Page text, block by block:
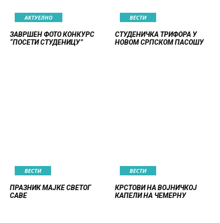
АКТУЕЛНО
ЗАВРШЕН ФОТО КОНКУРС
“ПОСЕТИ СТУДЕНИЦУ”
ВЕСТИ
СТУДЕНИЧКА ТРИФОРА У
НОВОМ СРПСКОМ ПАСОШУ
ВЕСТИ
ПРАЗНИК МАЈКЕ СВЕТОГ
САВЕ
ВЕСТИ
КРСТОВИ НА ВОЈНИЧКОЈ
КАПЕЛИ НА ЧЕМЕРНУ